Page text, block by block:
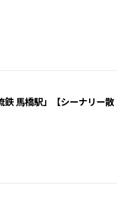
馬橋駅」【シーナリー散